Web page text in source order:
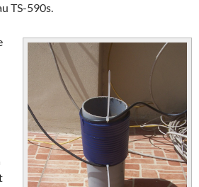
TS-590s.